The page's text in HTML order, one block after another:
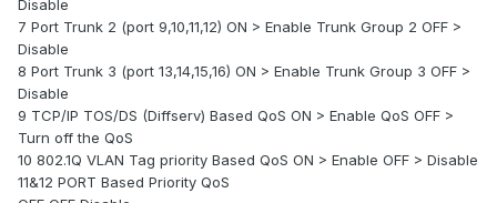
Disable
7 Port Trunk 2 (port 9,10,11,12) ON > Enable Trunk Group 2 OFF >
Disable
8 Port Trunk 3 (port 13,14,15,16) ON > Enable Trunk Group 3 OFF >
Disable
9 TCP/IP TOS/DS (Diffserv) Based QoS ON > Enable QoS OFF >
Turn off the QoS
10 802.1Q VLAN Tag priority Based QoS ON > Enable OFF > Disable
11&12 PORT Based Priority QoS